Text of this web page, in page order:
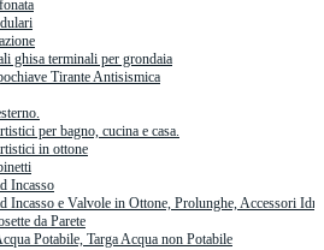
ghisa terminali per grondaia
Tirante Antisismica
per bagno, cucina e casa.
in ottone
Incasso
Incasso e Valvole in Ottone, Prolunghe, Accessori
da Parete
Potabile, Targa Acqua non Potabile